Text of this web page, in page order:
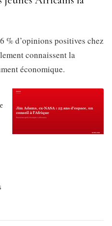
% d’opinions positives chez
connaissent la
économique.